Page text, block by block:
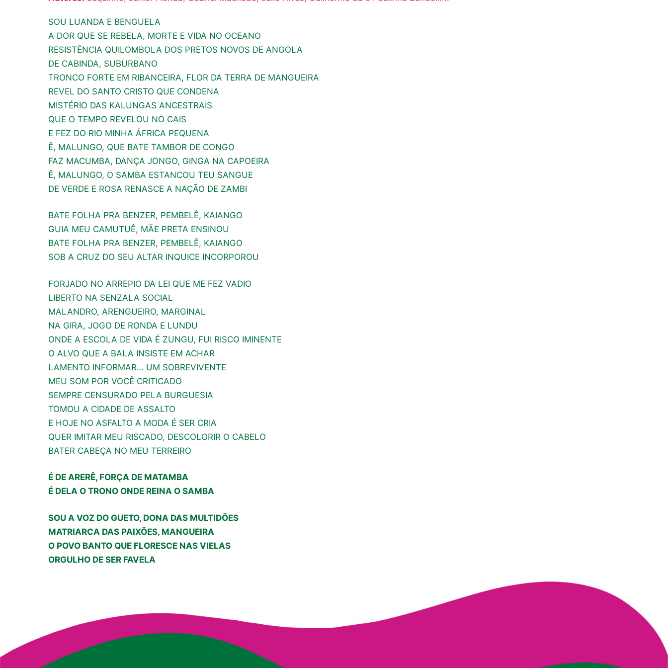
SOU LUANDA E BENGUELA
A DOR QUE SE REBELA, MORTE E VIDA NO OCEANO
RESISTÊNCIA QUILOMBOLA DOS PRETOS NOVOS DE ANGOLA
DE CABINDA, SUBURBANO
TRONCO FORTE EM RIBANCEIRA, FLOR DA TERRA DE MANGUEIRA
REVEL DO SANTO CRISTO QUE CONDENA
MISTÉRIO DAS KALUNGAS ANCESTRAIS
QUE O TEMPO REVELOU NO CAIS
E FEZ DO RIO MINHA ÁFRICA PEQUENA
Ê, MALUNGO, QUE BATE TAMBOR DE CONGO
FAZ MACUMBA, DANÇA JONGO, GINGA NA CAPOEIRA
Ê, MALUNGO, O SAMBA ESTANCOU TEU SANGUE
DE VERDE E ROSA RENASCE A NAÇÃO DE ZAMBI
BATE FOLHA PRA BENZER, PEMBELÊ, KAIANGO
GUIA MEU CAMUTUÊ, MÃE PRETA ENSINOU
BATE FOLHA PRA BENZER, PEMBELÊ, KAIANGO
SOB A CRUZ DO SEU ALTAR INQUICE INCORPOROU
FORJADO NO ARREPIO DA LEI QUE ME FEZ VADIO
LIBERTO NA SENZALA SOCIAL
MALANDRO, ARENGUEIRO, MARGINAL
NA GIRA, JOGO DE RONDA E LUNDU
ONDE A ESCOLA DE VIDA É ZUNGU, FUI RISCO IMINENTE
O ALVO QUE A BALA INSISTE EM ACHAR
LAMENTO INFORMAR… UM SOBREVIVENTE
MEU SOM POR VOCÊ CRITICADO
SEMPRE CENSURADO PELA BURGUESIA
TOMOU A CIDADE DE ASSALTO
E HOJE NO ASFALTO A MODA É SER CRIA
QUER IMITAR MEU RISCADO, DESCOLORIR O CABELO
BATER CABEÇA NO MEU TERREIRO
É DE ARERÊ, FORÇA DE MATAMBA
É DELA O TRONO ONDE REINA O SAMBA
SOU A VOZ DO GUETO, DONA DAS MULTIDÕES
MATRIARCA DAS PAIXÕES, MANGUEIRA
O POVO BANTO QUE FLORESCE NAS VIELAS
ORGULHO DE SER FAVELA